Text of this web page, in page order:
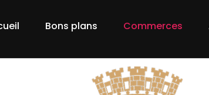
Bons plans Commerces